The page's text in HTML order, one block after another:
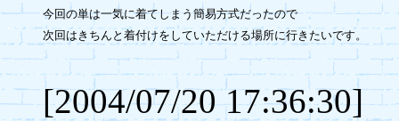
今回の単は一気に着てしまう簡易方式だったので
次回はきちんと着付けをしていただける場所に行きたいです。
[2004/07/20 17:36:30]